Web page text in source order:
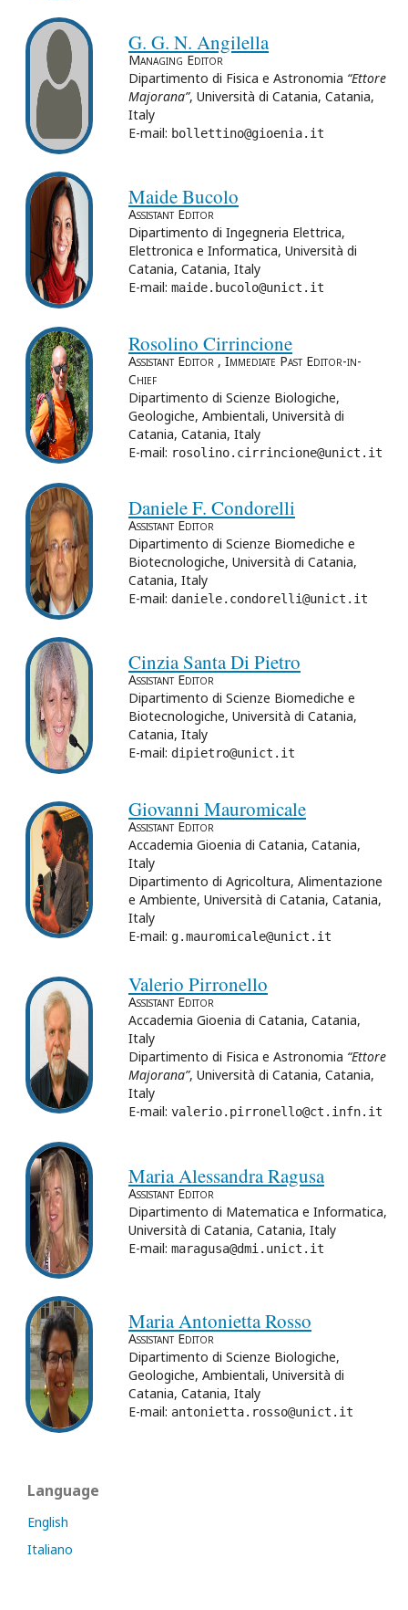
G. G. N. Angilella
Managing Editor
Dipartimento di Fisica e Astronomia “Ettore
Majorana”, Università di Catania, Catania,
Italy
E-mail: bollettino@gioenia.it
Maide Bucolo
Assistant Editor
Dipartimento di Ingegneria Elettrica,
Elettronica e Informatica, Università di
Catania, Catania, Italy
E-mail: maide.bucolo@unict.it
Rosolino Cirrincione
Assistant Editor , Immediate Past Editor-in-
Chief
Dipartimento di Scienze Biologiche,
Geologiche, Ambientali, Università di
Catania, Catania, Italy
E-mail: rosolino.cirrincione@unict.it
Daniele F. Condorelli
Assistant Editor
Dipartimento di Scienze Biomediche e
Biotecnologiche, Università di Catania,
Catania, Italy
E-mail: daniele.condorelli@unict.it
Cinzia Santa Di Pietro
Assistant Editor
Dipartimento di Scienze Biomediche e
Biotecnologiche, Università di Catania,
Catania, Italy
E-mail: dipietro@unict.it
Giovanni Mauromicale
Assistant Editor
Accademia Gioenia di Catania, Catania,
Italy
Dipartimento di Agricoltura, Alimentazione
e Ambiente, Università di Catania, Catania,
Italy
E-mail: g.mauromicale@unict.it
Valerio Pirronello
Assistant Editor
Accademia Gioenia di Catania, Catania,
Italy
Dipartimento di Fisica e Astronomia “Ettore
Majorana”, Università di Catania, Catania,
Italy
E-mail: valerio.pirronello@ct.infn.it
Maria Alessandra Ragusa
Assistant Editor
Dipartimento di Matematica e Informatica,
Università di Catania, Catania, Italy
E-mail: maragusa@dmi.unict.it
Maria Antonietta Rosso
Assistant Editor
Dipartimento di Scienze Biologiche,
Geologiche, Ambientali, Università di
Catania, Catania, Italy
E-mail: antonietta.rosso@unict.it
Language
English
Italiano